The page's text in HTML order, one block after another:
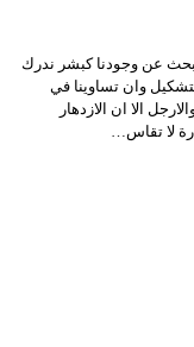
عن وجودنا كبشر ندرك
وان تساوينا في
الا ان الازدهار
لا تقاس…